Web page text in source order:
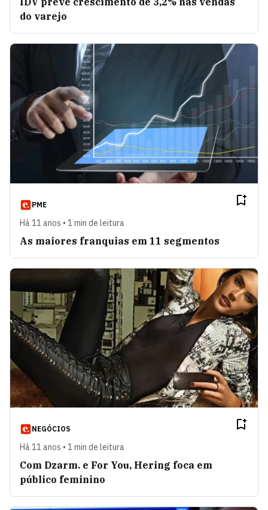
do varejo
PME
Há 11 anos • 1 min de leitura
As maiores franquias em 11 segmentos
NEGÓCIOS
Há 11 anos • 1 min de leitura
Com Dzarm. e For You, Hering foca em
público feminino